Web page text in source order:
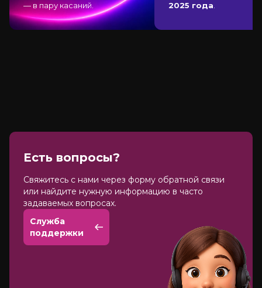
— в пару касаний.
2025 года
Есть вопросы?
Cвяжитесь с нами через форму обратной связи
или найдите нужную информацию в часто
задаваемых вопросах.
Служба
поддержки